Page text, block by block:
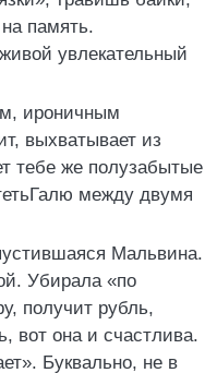
память.
увлекательный
ироничным
выхватывает из
тебе же полузабытые
между двумя
Мальвина.
Убирала «по
получит рубль,
вот она и счастлива.
Буквально, не в